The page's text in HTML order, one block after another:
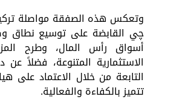
وتعكس هذه الصفقة مواصلة
چي القابضة على توسيع نطاق
أسواق رأس المال، وطرح
الاستثمارية المتنوعة، فضلاً
التابعة من خلال الاعتماد على
تتميز بالكفاءة والفعالية.